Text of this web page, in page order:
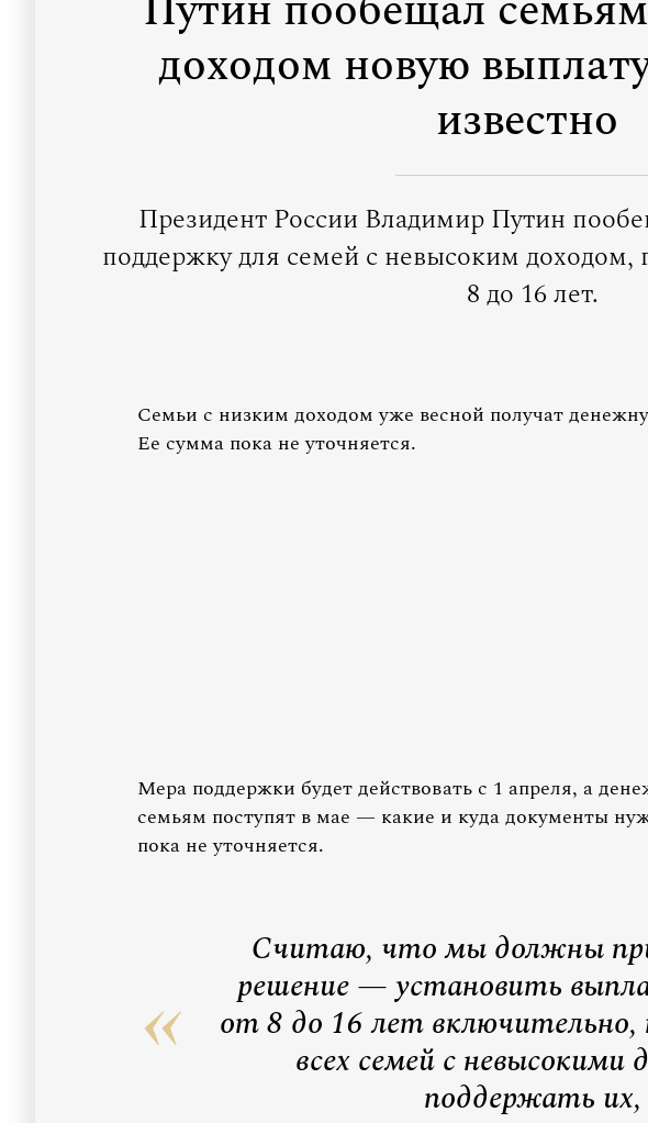
доходом новую
известно
Президент России Владимир Путин
поддержку для семей с невысоким доходом,
8 до 16 лет.
Семьи с низким доходом уже весной получат
Ее сумма пока не уточняется.
Мера поддержки будет действовать с 1 апреля, а
семьям поступят в мае — какие и куда документы
пока не уточняется.
Считаю, что мы должны
решение — установить
от 8 до 16 лет включительно,
всех семей с невысокими
поддержать их,